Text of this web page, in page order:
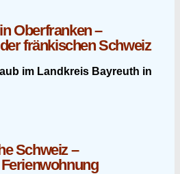
Oberfranken –
fränkischen Schweiz
im Landkreis Bayreuth in
Schweiz –